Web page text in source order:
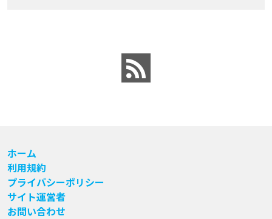
ホーム
利用規約
プライバシーポリシー
サイト運営者
お問い合わせ